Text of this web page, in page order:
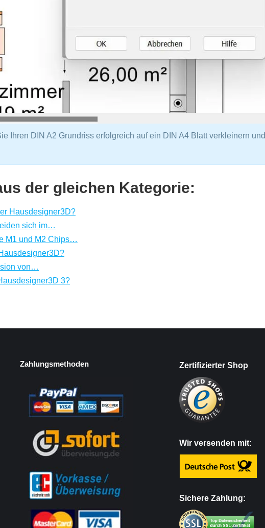
Ihren DIN A2 Grundriss erfolgreich auf ein DIN A4 Blatt verkleinern und
der gleichen Kategorie:
Hausdesigner3D?
sich im…
M1 und M2 Chips…
von…
3?
Zahlungsmethoden Zertifizierter Shop
Wir versenden mit:
Sichere Zahlung: